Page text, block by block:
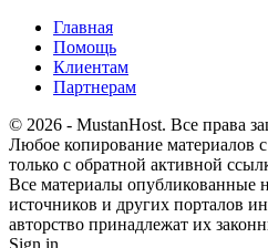
Главная
Помощь
Клиентам
Партнерам
© 2026 - MustanHost. Все права
Любое копирование материалов
только с обратной активной
Все материалы опубликованные
источников и других порталов
авторство принадлежат их
Sign in